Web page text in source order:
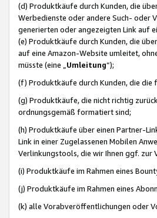
(d) Produktkäufe durch Kunden, die
Werbedienste oder andere Such- oder
generierten oder angezeigten Link auf
(e) Produktkäufe durch Kunden, die
auf eine Amazon-Website umleitet,
müsste (eine „ Umleitung“);
(f) Produktkäufe durch Kunden, die
(g) Produktkäufe, die nicht richtig
ordnungsgemäß formatiert sind;
(h) Produktkäufe über einen Partner-
Link in einer Zugelassenen Mobilen
Verlinkungstools, die wir Ihnen ggf. zur
(i) Produktkäufe im Rahmen eines
(j) Produktkäufe im Rahmen eines
(k) alle Vorabveröffentlichungen oder